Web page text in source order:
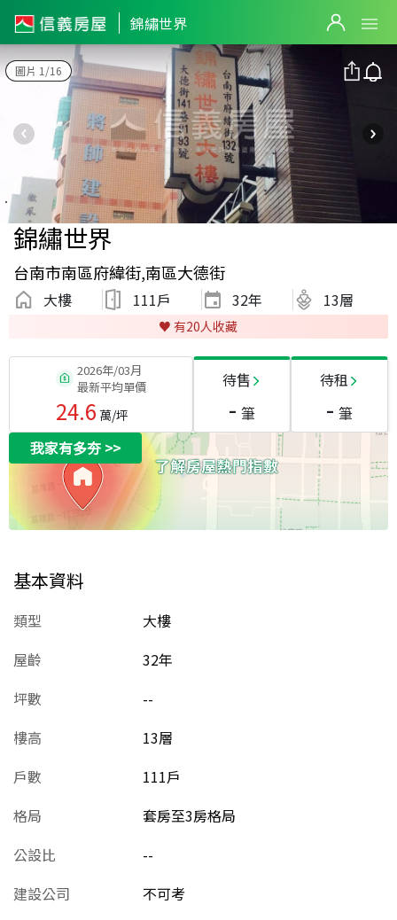
錦繡世界
圖片 1/16
錦繡世界
台南市南區府緯街,南區大德街
大樓 111戶 32年 13層
♥️ 有20人收藏
2026年/03月
最新平均單價
24.6 萬/坪
待售
- 筆
待租
- 筆
我家有多夯>>
基本資料
類型
大樓
屋齡
32年
坪數
--
樓高
13層
戶數
111戶
格局
套房至3房格局
公設比
--
建設公司
不可考